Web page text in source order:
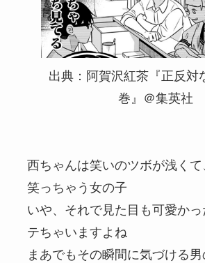
出典：阿賀沢紅茶『正反対
巻』＠集英社
西ちゃんは笑いのツボが浅く
笑っちゃう女の子
いや、それで見た目も可愛か
テちゃいますよね
まあでもその瞬間に気づける男